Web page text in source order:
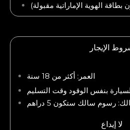
بطاقة الهوية الإماراتية مقبولة)
الإيجار
العمر: أكثر من 18 سنة
بنفس الوقود وقت التسليم
رسوم سالك ستكون 5 دراهم
لا إيداع